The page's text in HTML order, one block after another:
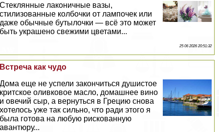
Стеклянные лаконичные вазы,
стилизованные колбочки от лампочек или
даже обычные бутылочки — всё это может
быть украшено свежими цветами...
25 06 2026 20:51:32
Встреча как чудо
Дома еще не успели закончиться душистое
критское оливковое масло, домашнее вино
и овечий сыр, а вернуться в Грецию снова
хотелось уже так сильно, что ради этого я
была готова на любую рискованную
авантюру...